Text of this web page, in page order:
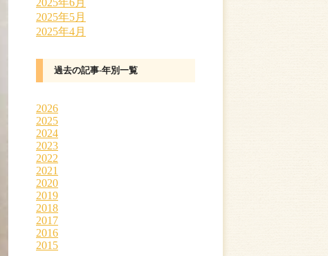
2025年5月
2025年4月
過去の記事-年別一覧
2026
2025
2024
2023
2022
2021
2020
2019
2018
2017
2016
2015